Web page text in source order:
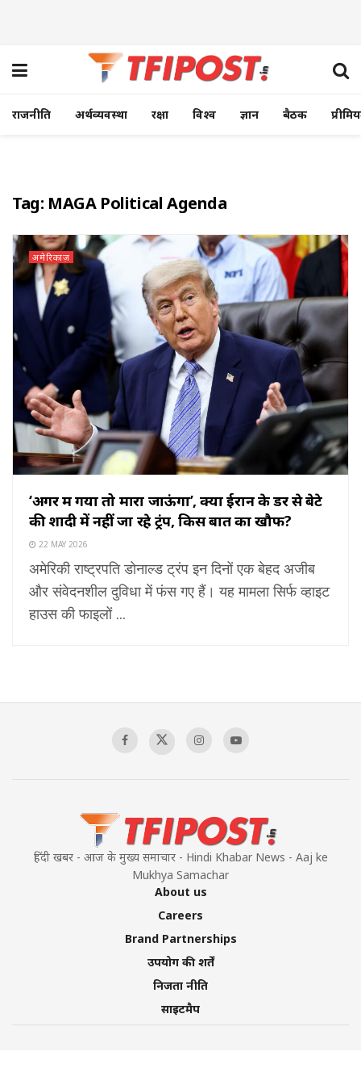
राजनीति अर्थव्यवस्था रक्षा विश्व ज्ञान बैठक
Tag: MAGA Political Agenda
अमेरिकाज़
‘अगर मैं गया तो मारा जाऊंगा’, क्या ईरान के डर से बेटे
की शादी में नहीं जा रहे ट्रंप, किस बात का खौफ?
22 MAY 2026
अमेरिकी राष्ट्रपति डोनाल्ड ट्रंप इन दिनों एक बेहद अजीब
और संवेदनशील दुविधा में फंस गए हैं। यह मामला सिर्फ व्हाइट
हाउस की फाइलों ...
हिंदी खबर - आज के मुख्य समाचार - Hindi Khabar News - Aaj ke
Mukhya Samachar
About us
Careers
Brand Partnerships
उपयोग की शर्तें
निजता नीति
साइटमैप